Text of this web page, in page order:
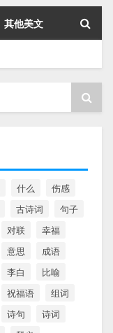
其他美文
什么
伤感
古诗词
句子
对联
幸福
意思
成语
李白
比喻
祝福语
组词
诗句
诗词